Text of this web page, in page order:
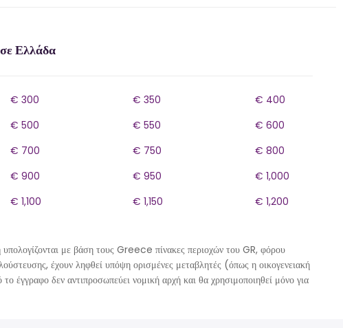
Ελλάδα
€ 300 € 350
€ 400
€ 500 € 550
€ 600
€ 700 € 750
€ 800
€ 900 € 950
€ 1,000
€ 1,100 € 1,150 € 1,200
με βάση τους Greece πίνακες περιοχών του GR, φόρου
έχουν ληφθεί υπόψη ορισμένες μεταβλητές (όπως η οικογενειακή
έγγραφο δεν αντιπροσωπεύει νομική αρχή και θα χρησιμοποιηθεί μόνο για